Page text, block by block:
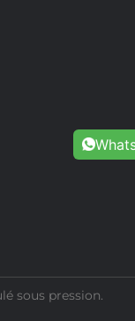
sous pression.